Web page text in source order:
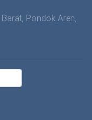
Pondok Aren,